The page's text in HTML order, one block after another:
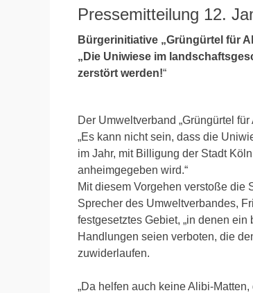
Pressemitteilung 12.
Bürgerinitiative „Grüngürtel für
„Die Uniwiese im
zerstört werden!“
Der Umweltverband „Grüngürtel
„Es kann nicht sein, dass die
im Jahr, mit Billigung der Stadt
anheimgegeben wird.“
Mit diesem Vorgehen verstoße die
Sprecher des Umweltverbandes,
festgesetztes Gebiet, „in denen
Handlungen seien verboten, die
zuwiderlaufen.
„Da helfen auch keine Alibi-